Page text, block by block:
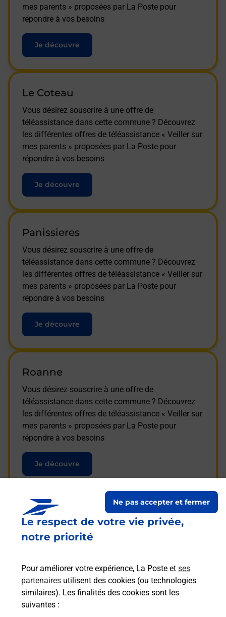
Le respect de votre vie privée,
notre priorité
Pour améliorer votre expérience, La Poste et ses
partenaires utilisent des cookies (ou technologies
similaires). Les finalités des cookies sont les
suivantes :
Ne pas accepter et fermer
mes parents » proposées par La Poste pour
répondre à vos besoins
Je découvre
Le Coteau
Vous désirez souscrire à une offre de
téléassistance dans cette commune ? Découvrez
les différentes offres de téléassistance « Veiller sur
mes parents » proposées par La Poste pour
répondre à vos besoins
Je découvre
Panissieres
Vous désirez souscrire à une offre de
téléassistance dans cette commune ? Découvrez
les différentes offres de téléassistance « Veiller sur
mes parents » proposées par La Poste pour
répondre à vos besoins
Je découvre
Roanne
Vous désirez souscrire à une offre de
téléassistance dans cette commune ? Découvrez
les différentes offres de téléassistance « Veiller sur
mes parents » proposées par La Poste pour
répondre à vos besoins
Je découvre
Questions fréquemment
posées
La téléassistance classique avec
médaillon d’alarme qu’est ce que
c’est ?